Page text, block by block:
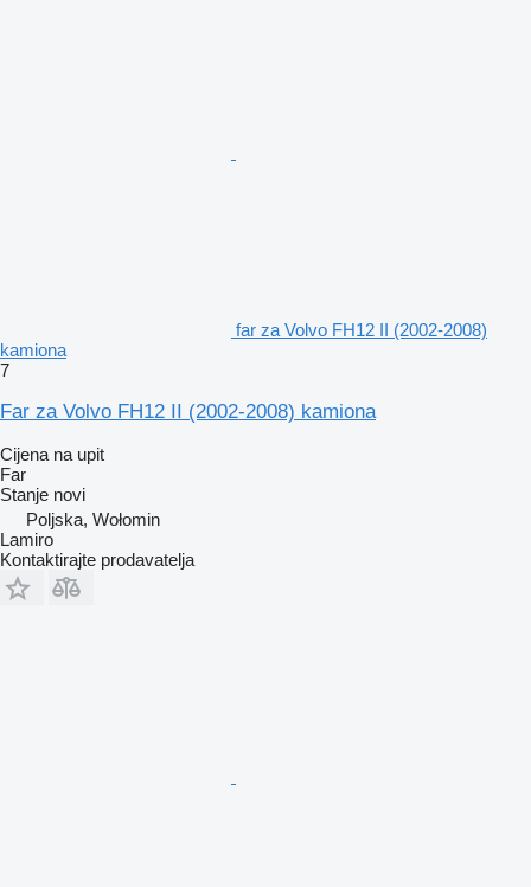
far za Volvo FH12 II (2002-2008)
kamiona
7
Far za Volvo FH12 II (2002-2008) kamiona
Cijena na upit
Far
Stanje novi
Poljska, Wołomin
Lamiro
Kontaktirajte prodavatelja